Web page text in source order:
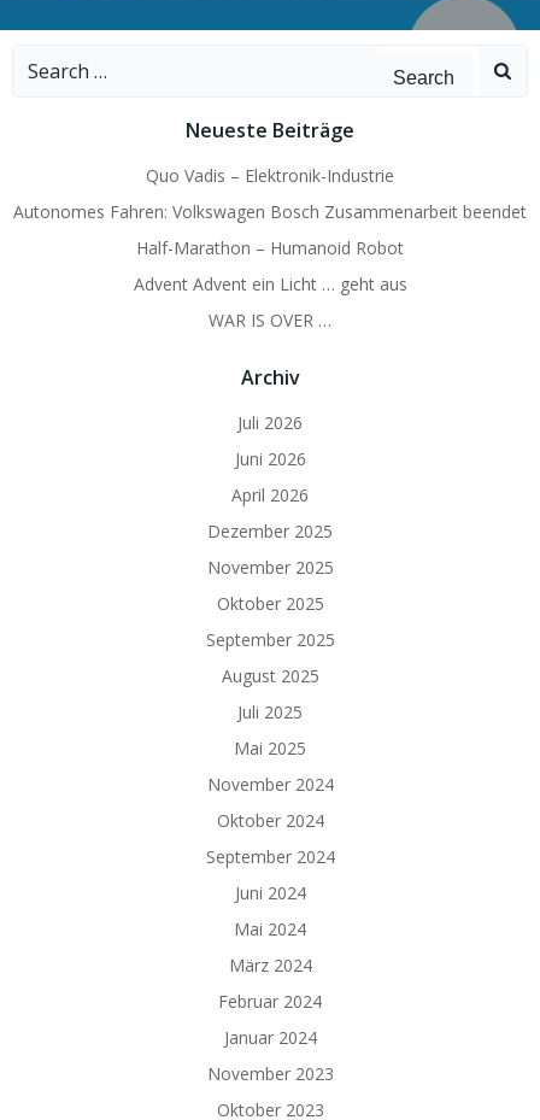
Search
Neueste Beiträge
Quo Vadis – Elektronik-Industrie
Autonomes Fahren: Volkswagen Bosch Zusammenarbeit beendet
Half-Marathon – Humanoid Robot
Advent Advent ein Licht … geht aus
WAR IS OVER …
Archiv
Juli 2026
Juni 2026
April 2026
Dezember 2025
November 2025
Oktober 2025
September 2025
August 2025
Juli 2025
Mai 2025
November 2024
Oktober 2024
September 2024
Juni 2024
Mai 2024
März 2024
Februar 2024
Januar 2024
November 2023
Oktober 2023